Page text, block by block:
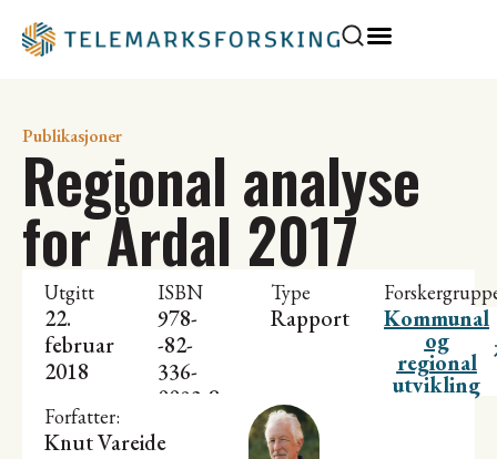
Publikasjoner
Regional analyse
for Årdal 2017
Utgitt
22.
februar
2018
ISBN
978-
-82-
336-
0093-8
Type
Rapport Kommunal
og
regional
utvikling
Forfatter:
Knut Vareide